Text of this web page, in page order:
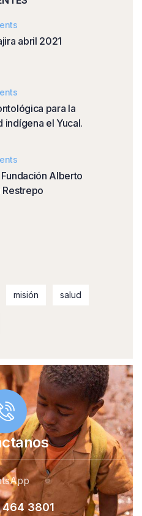
abril 2021
para la
indígena el Yucal.
Fundación Alberto
Restrepo
misión salud
464 3801